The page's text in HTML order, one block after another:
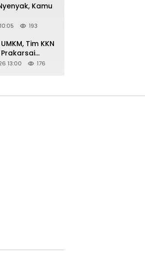
Kamu
193
Tim KKN
di
13:00 176